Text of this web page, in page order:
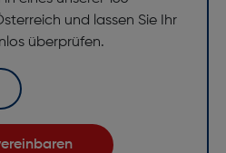
und lassen Sie Ihr
überprüfen.